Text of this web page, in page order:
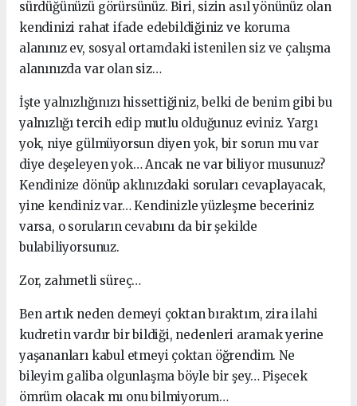
sürdüğünüzü görürsünüz. Biri, sizin asıl yönünüz olan
kendinizi rahat ifade edebildiğiniz ve koruma
alanınız ev, sosyal ortamdaki istenilen siz ve çalışma
alanınızda var olan siz…
İşte yalnızlığınızı hissettiğiniz, belki de benim gibi bu
yalnızlığı tercih edip mutlu olduğunuz eviniz. Yargı
yok, niye gülmüyorsun diyen yok, bir sorun mu var
diye deşeleyen yok… Ancak ne var biliyor musunuz?
Kendinize dönüp aklınızdaki soruları cevaplayacak,
yine kendiniz var… Kendinizle yüzleşme beceriniz
varsa, o soruların cevabını da bir şekilde
bulabiliyorsunuz.
Zor, zahmetli süreç…
Ben artık neden demeyi çoktan bıraktım, zira ilahi
kudretin vardır bir bildiği, nedenleri aramak yerine
yaşananları kabul etmeyi çoktan öğrendim. Ne
bileyim galiba olgunlaşma böyle bir şey… Pişecek
ömrüm olacak mı onu bilmiyorum…